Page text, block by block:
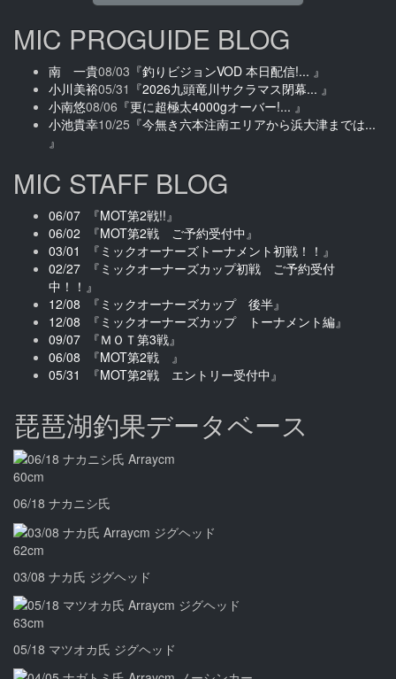
MIC PROGUIDE BLOG
南 一貴08/03 『釣りビジョンVOD 本日配信!... 』
小川美裕05/31 『2026九頭竜川サクラマス閉幕... 』
小南悠08/06 『更に超極太4000gオーバー!... 』
小池貴幸10/25 『今無き六本注南エリアから浜大津までは...
』
MIC STAFF BLOG
06/07 『MOT第2戦!!』
06/02 『MOT第2戦 ご予約受付中』
03/01 『ミックオーナーズトーナメント初戦！！』
02/27 『ミックオーナーズカップ初戦 ご予約受付
中！！』
12/08 『ミックオーナーズカップ 後半』
12/08 『ミックオーナーズカップ トーナメント編』
09/07 『ＭＯＴ第3戦』
06/08 『MOT第2戦 』
05/31 『MOT第2戦 エントリー受付中』
琵琶湖釣果データベース
60cm
06/18 ナカニシ氏
62cm
03/08 ナカ氏 ジグヘッド
63cm
05/18 マツオカ氏 ジグヘッド